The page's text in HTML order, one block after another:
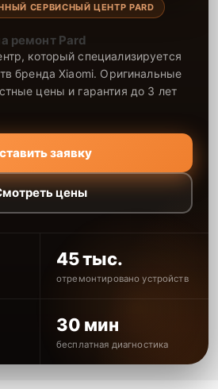
СЕРВИСНЫЙ ЦЕНТР PARD
ремонт Pard
который специализируется
бренда Xiaomi. Оригинальные
цены и гарантия до 3 лет
заявку
цены
45 тыс.
отремонтировано устройств
30 мин
бесплатная диагностика